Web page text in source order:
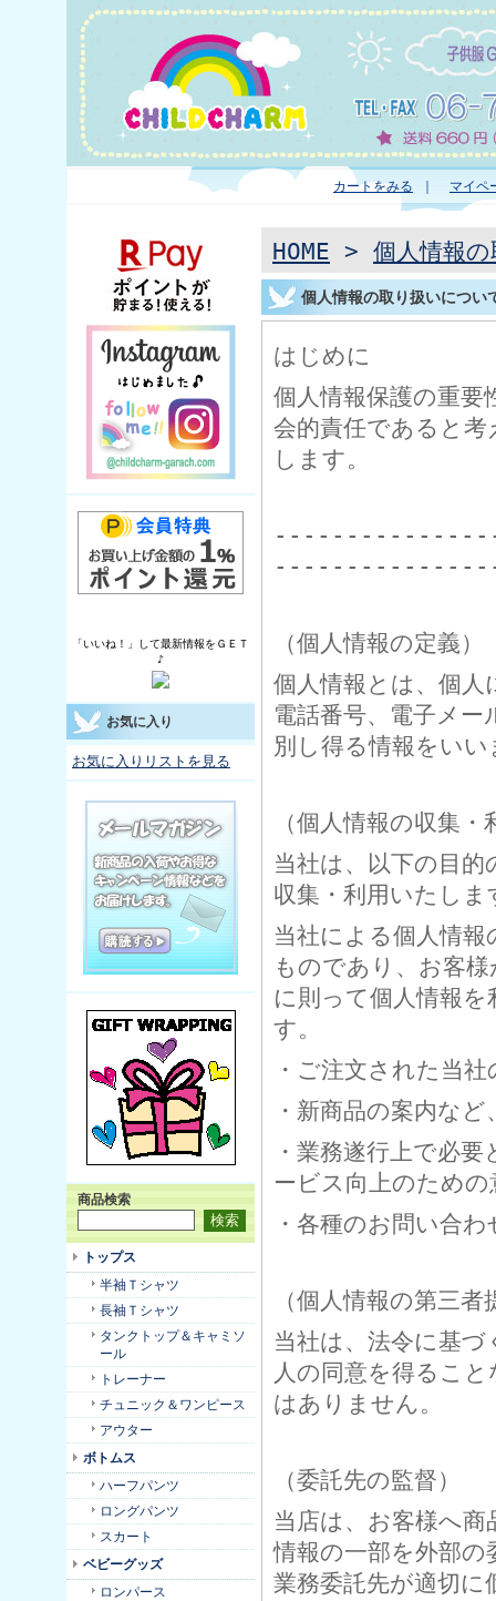
カートをみる ｜ マイペ
「いいね！」して最新情報をＧＥＴ
♪
お気に入り
お気に入りリストを見る
商品検索
トップス
半袖Ｔシャツ
長袖Ｔシャツ
タンクトップ＆キャミソ
ール
トレーナー
チュニック＆ワンピース
アウター
ボトムス
ハーフパンツ
ロングパンツ
スカート
ベビーグッズ
ロンパース
HOME > 個人情報
個人情報の取り扱いについ
はじめに
個人情報保護の重要
会的責任であると
します。
（個人情報の定義）
個人情報とは、個人
電話番号、電子メ
別し得る情報をいい
（個人情報の収集・
当社は、以下の目
収集・利用いたしま
当社による個人情
ものであり、お客
に則って個人情報
す。
・ご注文された当
・新商品の案内な
・業務遂行上で必
ービス向上のための
・各種のお問い合わ
（個人情報の第三者
当社は、法令に基
人の同意を得るこ
はありません。
（委託先の監督）
当店は、お客様へ
情報の一部を外部
業務委託先が適切